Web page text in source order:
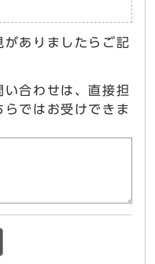
がありましたらご記
い合わせは、直接担
ではお受けできま